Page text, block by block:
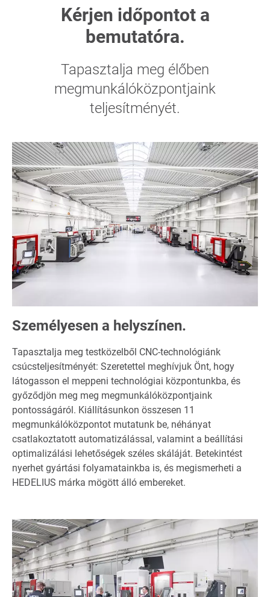
Kérjen időpontot a
bemutatóra.
Tapasztalja meg élőben
megmunkálóközpontjaink
teljesítményét.
Személyesen a helyszínen.
Tapasztalja meg testközelből CNC-technológiánk
csúcsteljesítményét: Szeretettel meghívjuk Önt, hogy
látogasson el meppeni technológiai központunkba, és
győződjön meg meg megmunkálóközpontjaink
pontosságáról. Kiállításunkon összesen 11
megmunkálóközpontot mutatunk be, néhányat
csatlakoztatott automatizálással, valamint a beállítási
optimalizálási lehetőségek széles skáláját. Betekintést
nyerhet gyártási folyamatainkba is, és megismerheti a
HEDELIUS márka mögött álló embereket.